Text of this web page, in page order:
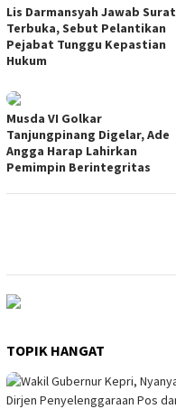
Lis Darmansyah Jawab Surat
Terbuka, Sebut Pelantikan
Pejabat Tunggu Kepastian
Hukum
Musda VI Golkar
Tanjungpinang Digelar, Ade
Angga Harap Lahirkan
Pemimpin Berintegritas
TOPIK HANGAT